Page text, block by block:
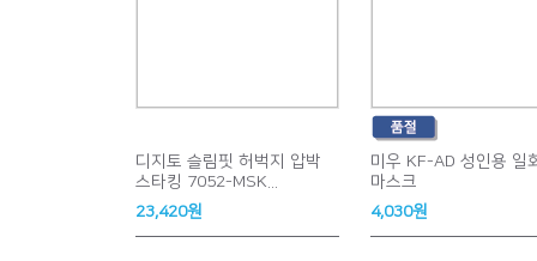
디지토 슬림핏 허벅지 압박
스타킹 7052-MSK...
23,420원
미우 KF-AD 성인용 일
마스크
4,030원